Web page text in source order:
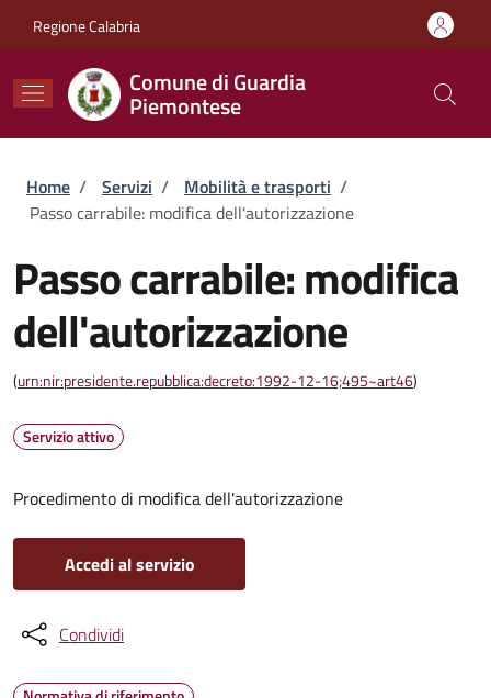
Regione Calabria
Comune di Guardia
Piemontese
Briciole di pane
Home / Servizi / Mobilità e trasporti /
Passo carrabile: modifica dell'autorizzazione
Passo carrabile: modifica
dell'autorizzazione
(urn:nir:presidente.repubblica:decreto:1992-12-16;495~art46)
Servizio attivo
Procedimento di modifica dell'autorizzazione
Accedi al servizio
Condividi